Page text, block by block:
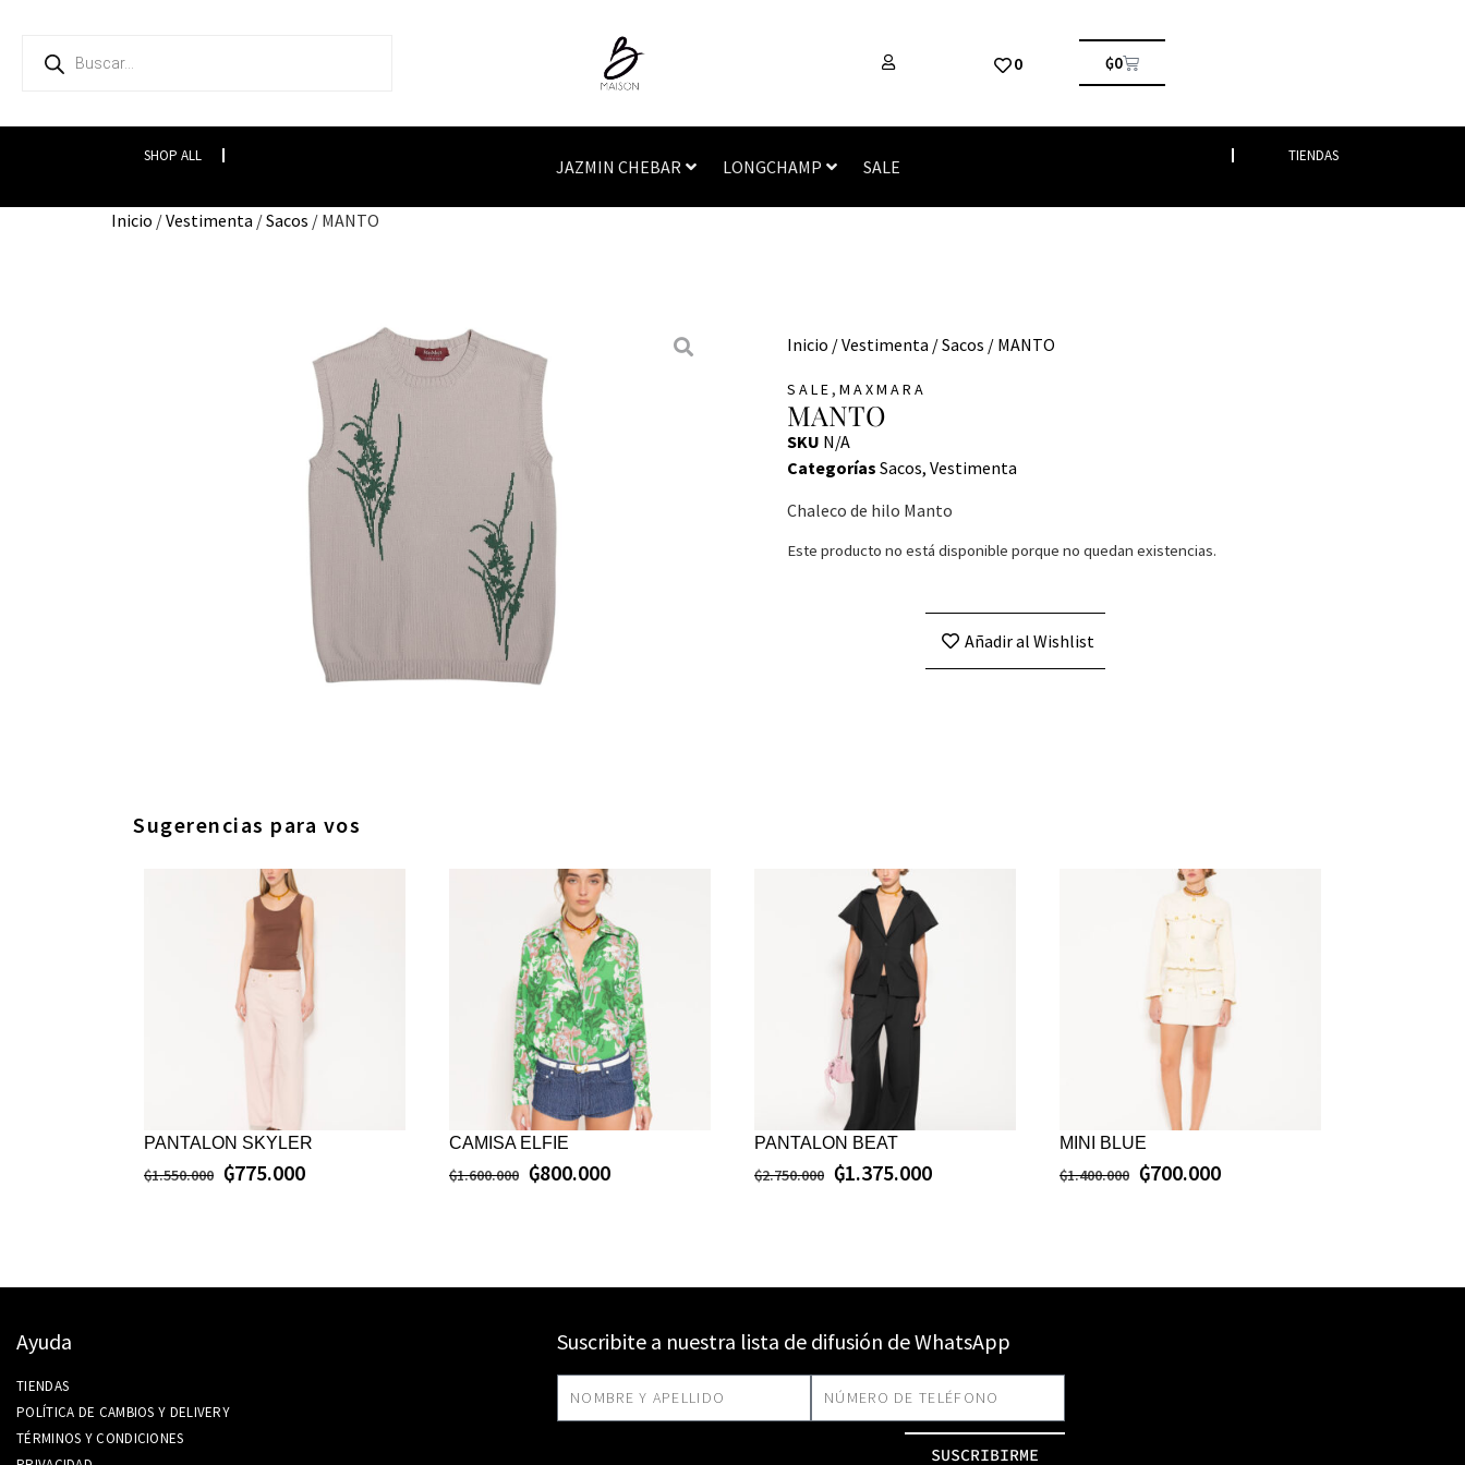
0 ₲0
SHOP ALL
JAZMIN CHEBAR LONGCHAMP SALE
TIENDAS
Inicio /Vestimenta /Sacos / MANTO
Inicio /Vestimenta /Sacos / MANTO
SALE, MAXMARA
MANTO
SKU N/A
Categorías Sacos, Vestimenta
Chaleco de hilo Manto
Este producto no está disponible porque no quedan existencias.
Añadir al Wishlist
Sugerencias para vos
PANTALON SKYLER
₲1.550.000 ₲775.000
CAMISA ELFIE
₲1.600.000 ₲800.000
PANTALON BEAT
₲2.750.000 ₲1.375.000
MINI BLUE
₲1.400.000 ₲700.000
Ayuda
TIENDAS
POLÍTICA DE CAMBIOS Y DELIVERY
TÉRMINOS Y CONDICIONES
Suscribite a nuestra lista de difusión de WhatsApp
SUSCRIBIRME